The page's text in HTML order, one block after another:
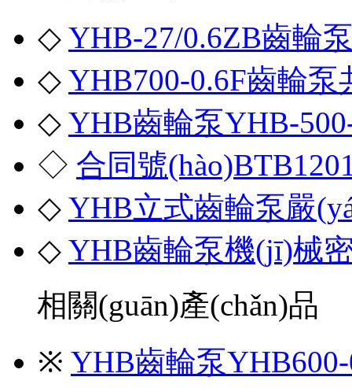
◇ YHB-27/0.6ZB齒輪
◇ YHB700-0.6F齒輪
◇ YHB齒輪泵YHB-
◇ 合同號
◇ YHB立式齒輪泵嚴
◇ YHB齒輪泵機(jī)械
相關(guān)產(chǎn)品
※ YHB齒輪泵